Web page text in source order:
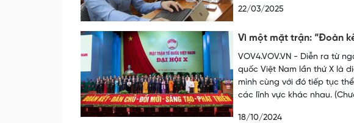
22/03/2025
Vì một mặt trận: “Đoàn
VOV4.VOV.VN - Diễn ra từ
quốc Việt Nam lần thứ X là
mình cùng với đó tiếp tục
các lĩnh vực khác nhau.
18/10/2024